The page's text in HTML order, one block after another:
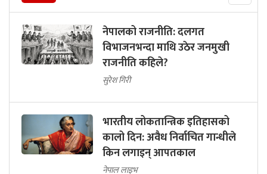
नेपालको राजनीति: दलगत
विभाजनभन्दा माथि उठेर जनमुखी
राजनीति कहिले?
सुरेश गिरी
भारतीय लोकतान्त्रिक इतिहासको
कालो दिन: अवैध निर्वाचित गान्धीले
किन लगाइन् आपतकाल
नेपाल लाइभ